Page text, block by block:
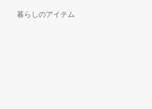
暮らしのアイテム